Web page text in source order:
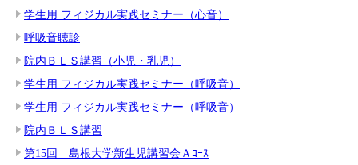
学生用 フィジカル実践セミナー（心音）
呼吸音聴診
院内ＢＬＳ講習（小児・乳児）
学生用 フィジカル実践セミナー（呼吸音）
学生用 フィジカル実践セミナー（呼吸音）
院内ＢＬＳ講習
第15回 島根大学新生児講習会Ａｺｰｽ